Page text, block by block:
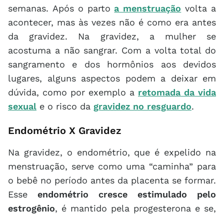
semanas. Após o partoa menstruação volta a
acontecer, mas às vezes não é como era antes
da gravidez. Na gravidez, a mulher se
acostuma a não sangrar. Com a volta total do
sangramento e dos hormônios aos devidos
lugares, alguns aspectos podem a deixar em
dúvida, como por exemplo a retomada da vida
sexual e o risco da gravidez no resguardo.
Endométrio X Gravidez
Na gravidez, o endométrio, que é expelido na
menstruação, serve como uma “caminha” para
o bebê no período antes da placenta se formar.
Esse endométrio cresce estimulado pelo
estrogênio, é mantido pela progesterona e se,